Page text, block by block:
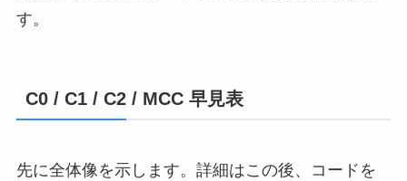
す。
C0 / C1 / C2 / MCC 早見表
先に全体像を示します。詳細はこの後、コードを